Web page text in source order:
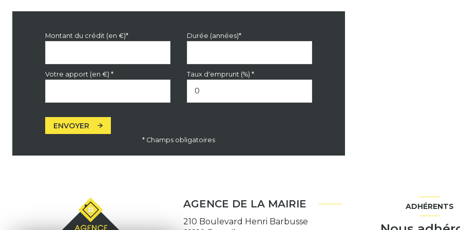
Montant du crédit (en €)* Durée (années)*
Votre apport (en €) * Taux d'emprunt (%) *
ENVOYER
* Champs obligatoires
AGENCE DE LA MAIRIE
210 Boulevard Henri Barbusse
ADHÉRENTS